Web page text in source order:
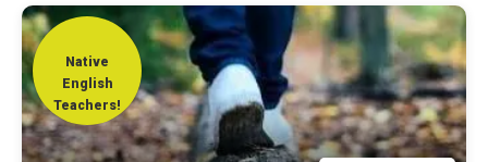
Native
English
Teachers!